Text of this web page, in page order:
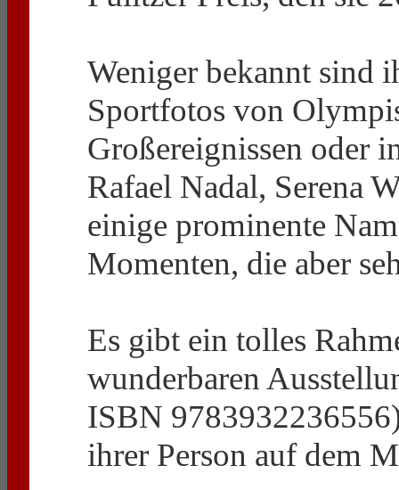
Weniger bekannt sind
Sportfotos von
Großereignissen oder
Rafael Nadal, Serena
einige prominente
Momenten, die aber
Es gibt ein tolles
wunderbaren
ISBN
ihrer Person auf dem